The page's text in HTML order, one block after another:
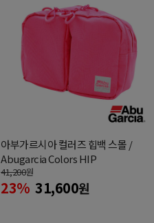
아부가르시아 컬러즈 힙백 스몰 /
Abugarcia Colors HIP
41,200원
23% 31,600원